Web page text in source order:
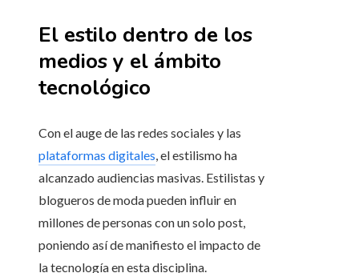
El estilo dentro de los
medios y el ámbito
tecnológico
Con el auge de las redes sociales y las
plataformas digitales, el estilismo ha
alcanzado audiencias masivas. Estilistas y
blogueros de moda pueden influir en
millones de personas con un solo post,
poniendo así de manifiesto el impacto de
la tecnología en esta disciplina.